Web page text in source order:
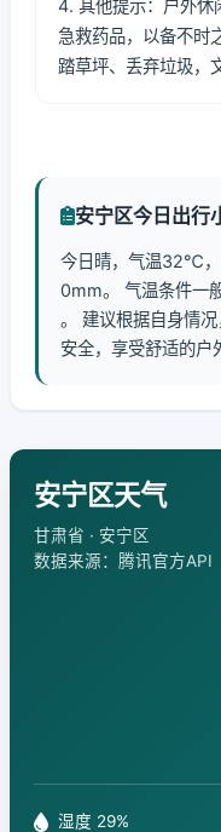
4. 其他提示：户外休
急救药品，以备不时
踏草坪、丢弃垃圾，
安宁区今日出行
今日晴，气温32℃
0mm。 气温条件一
。 建议根据自身情
安全，享受舒适的户
安宁区天气
甘肃省 · 安宁区
数据来源：腾讯官方API
湿度 29%